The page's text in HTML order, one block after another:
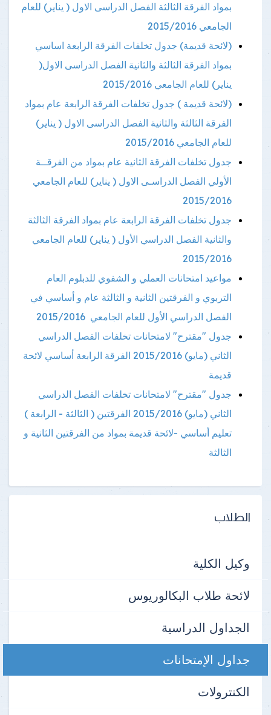
بمواد الفرقة الثالثة الفصل الدراسى الاول ( يناير) للعام
الجامعي 2015/2016
(لائحة قديمة) جدول تخلفات الفرقة الرابعة اساسي
بمواد الفرقة الثالثة والثانية الفصل الدراسى الاول(
يناير) للعام الجامعي 2015/2016
(لائحة قديمة ) جدول تخلفات الفرقة الرابعة عام بمواد
الفرقة الثالثة والثانية الفصل الدراسى الاول ( يناير)
للعام الجامعي 2015/2016
جدول تخلفات الفرقة الثانية عام بمواد من الفرقــة
الأولي الفصل الدراسـى الاول ( يناير) للعام الجامعي
2015/2016
جدول تخلفات الفرقة الرابعة عام بمواد الفرقة الثالثة
والثانية الفصل الدراسي الأول ( يناير) للعام الجامعي
2015/2016
مواعيد امتحانات العملي و الشفوي للدبلوم العام
التربوي و الفرقتين الثانية و الثالثة عام و أساسي في
الفصل الدراسي الأول للعام الجامعي 2015/2016
جدول "مقترح" لامتحانات تخلفات الفصل الدراسي
الثاني (مايو) 2015/2016 الفرقة الرابعة أساسي لائحة
قديمة
جدول "مقترح" لامتحانات تخلفات الفصل الدراسي
الثاني (مايو) 2015/2016 الفرقتين ( الثالثة - الرابعة )
تعليم أساسي -لائحة قديمة بمواد من الفرقتين الثانية و
الثالثة
الطلاب
وكيل الكلية
لائحة طلاب البكالوريوس
الجداول الدراسية
جداول الإمتحانات
الكنترولات